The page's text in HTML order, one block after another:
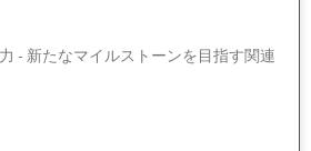
- 新たなマイルストーンを目指す関連